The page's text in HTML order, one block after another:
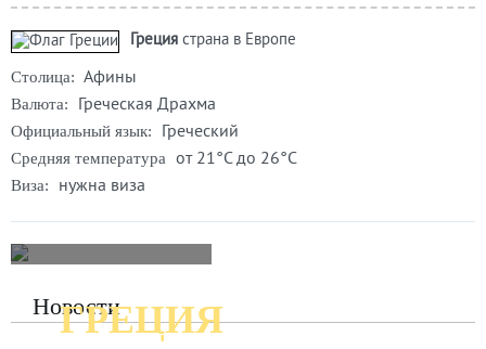
Греция страна в Европе
Столица: Афины
Валюта: Греческая Драхма
Официальный язык: Греческий
Средняя температура от 21°C до 26°C
Виза: нужна виза
ГРЕЦИЯ
Новости